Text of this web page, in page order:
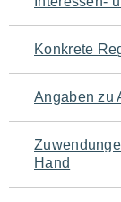
Konkrete
Angaben zu
Hand